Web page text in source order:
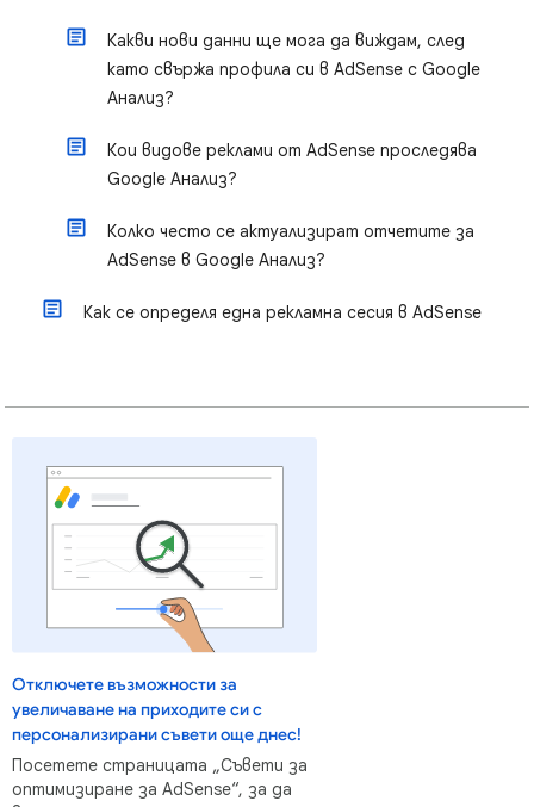
Какви нови данни ще мога да виждам, след
като свържа профила си в AdSense с Google
Анализ?
Кои видове реклами от AdSense проследява
Google Анализ?
Колко често се актуализират отчетите за
AdSense в Google Анализ?
Как се определя една рекламна сесия в AdSense
Отключете възможности за
увеличаване на приходите си с
персонализирани съвети още днес!
Посетете страницата „Съвети за
оптимизиране за AdSense“, за да